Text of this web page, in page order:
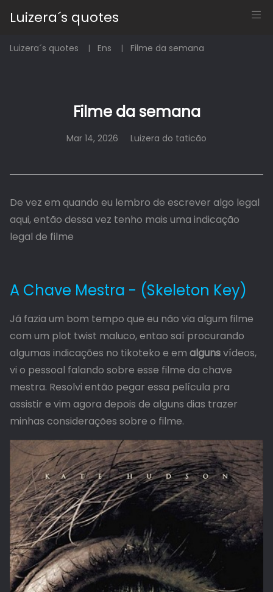
Luizera´s quotes
Luizera´s quotes Ens Filme da semana
Filme da semana
Mar 14, 2026 Luizera do taticão
De vez em quando eu lembro de escrever algo legal
aqui, então dessa vez tenho mais uma indicação
legal de filme
A Chave Mestra - (Skeleton Key)
Já fazia um bom tempo que eu não via algum filme
com um plot twist maluco, entao saí procurando
algumas indicações no tikoteko e em algunsvídeos,
vi o pessoal falando sobre esse filme da chave
mestra. Resolvi então pegar essa película pra
assistir e vim agora depois de alguns dias trazer
minhas considerações sobre o filme.